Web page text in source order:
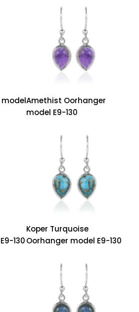
Amethist Oorhanger
model E9-130
130
Koper Turquoise
Oorhanger model E9-130